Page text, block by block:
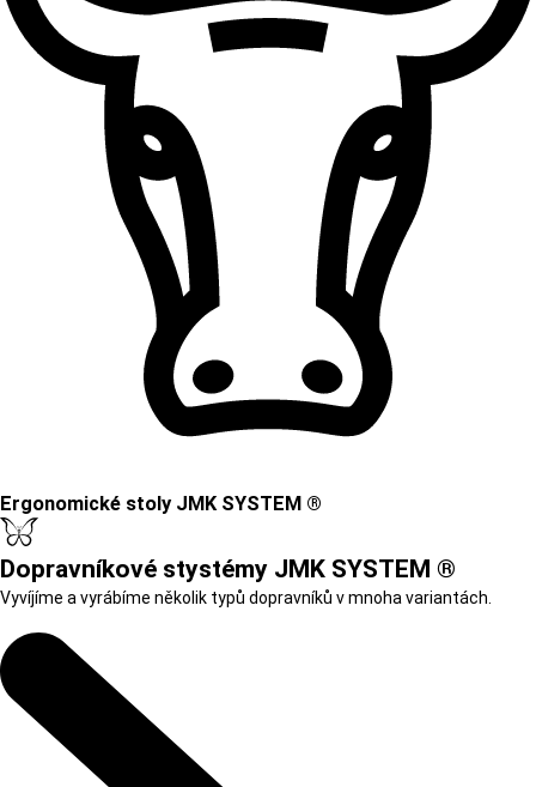
Ergonomické stoly JMK SYSTEM ®
Dopravníkové stystémy JMK SYSTEM ®
Vyvíjíme a vyrábíme několik typů dopravníků v mnoha variantách.